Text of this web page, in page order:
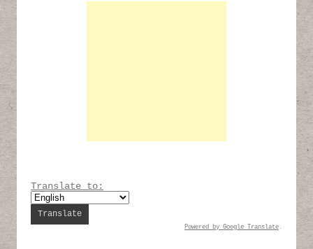
Translate to:
Powered by Google Translate .